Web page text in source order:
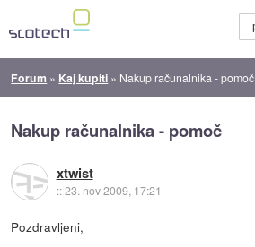
Forum » Kaj kupiti » Nakup računalnika - pomoč
Nakup računalnika - pomoč
xtwist
::23. nov 2009, 17:21
Pozdravljeni,